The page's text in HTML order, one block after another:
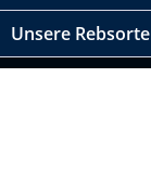
Unsere